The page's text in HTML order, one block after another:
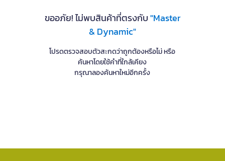
ขออภัย! ไม่พบสินค้าที่ตรงกับ"Master
& Dynamic"
โปรดตรวจสอบตัวสะกดว่าถูกต้องหรือไม่ หรือ
ค้นหาโดยใช้คำที่ใกล้เคียง
กรุณาลองค้นหาใหม่อีกครั้ง